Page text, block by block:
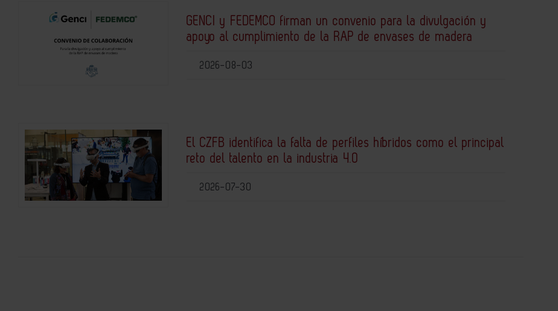
GENCI y FEDEMCO firman un convenio para la divulgación y
apoyo al cumplimiento de la RAP de envases de madera
2026-08-03
El CZFB identifica la falta de perfiles híbridos como el principal
reto del talento en la industria 4.0
2026-07-30